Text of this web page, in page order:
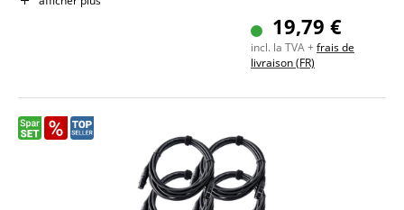
19,79 €
incl. la TVA +frais de
livraison (FR)